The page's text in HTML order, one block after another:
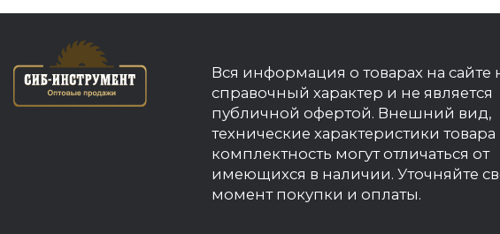
Вся информация о товарах на сайте
справочный характер и не является
публичной офертой. Внешний вид,
технические характеристики товара
комплектность могут отличаться от
имеющихся в наличии. Уточняйте
момент покупки и оплаты.